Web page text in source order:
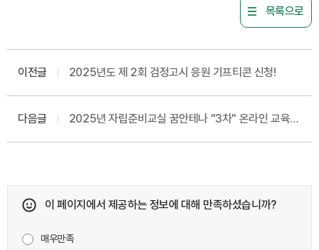
목록으로
이전글 2025년도 제 2회 검정고시 응원 기프티콘 신청!
다음글
2025년 자립준비교실 꿈안테나 "3차" 온라인 교육
이 페이지에서 제공하는 정보에 대해 만족하셨습니까?
매우만족